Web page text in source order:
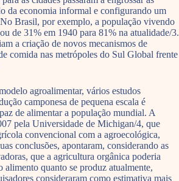
da economia informal e configurando um
Brasil, por exemplo, a população vivendo
de 31% em 1940 para 81% na atualidade/3.
a criação de novos mecanismos de
comida nas metrópoles do Sul Global frente
agroalimentar, vários estudos
camponesa de pequena escala é
de alimentar a população mundial. A
pela Universidade de Michigan/4, que
convencional com a agroecológica,
conclusões, apontaram, considerando as
que a agricultura orgânica poderia
quanto se produz atualmente,
consideraram como estimativa mais